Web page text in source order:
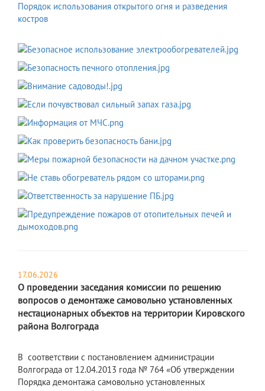
Порядок использования открытого огня и разведения
костров
17.06.2026
О проведении заседания комиссии по решению
вопросов о демонтаже самовольно установленных
нестационарных объектов на территории Кировского
района Волгограда
В соответствии с постановлением администрации
Волгограда от 12.04.2013 года № 764 «Об утверждении
Порядка демонтажа самовольно установленных